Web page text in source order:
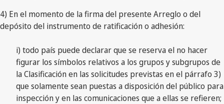
4) En el momento de la firma del presente Arreglo o del
depósito del instrumento de ratificación o adhesión:
i) todo país puede declarar que se reserva el no hacer
figurar los símbolos relativos a los grupos y subgrupos de
la Clasificación en las solicitudes previstas en el párrafo 3)
que solamente sean puestas a disposición del público para
inspección y en las comunicaciones que a ellas se refieren;